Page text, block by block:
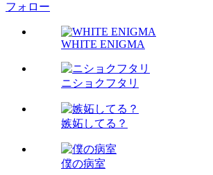
フォロー
WHITE ENIGMA
ニショクフタリ
嫉妬してる？
僕の病室